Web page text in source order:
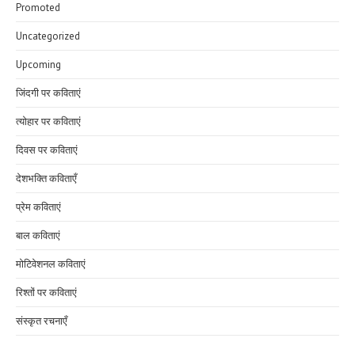
Promoted
Uncategorized
Upcoming
जिंदगी पर कविताएं
त्योहार पर कविताएं
दिवस पर कविताएं
देशभक्ति कविताएँ
प्रेम कविताएं
बाल कविताएं
मोटिवेशनल कविताएं
रिश्तों पर कविताएं
संस्कृत रचनाएँ